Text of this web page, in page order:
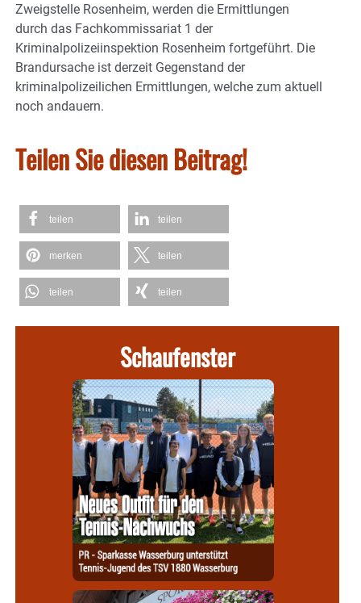
Zweigstelle Rosenheim, werden die Ermittlungen
durch das Fachkommissariat 1 der
Kriminalpolizeiinspektion Rosenheim fortgeführt. Die
Brandursache ist derzeit Gegenstand der
kriminalpolizeilichen Ermittlungen, welche zum aktuell
noch andauern.
Teilen Sie diesen Beitrag!
teilen teilen
merken teilen
teilen teilen
Schaufenster